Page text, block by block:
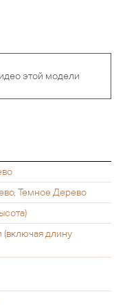
этой модели
Темное Дерево
длину